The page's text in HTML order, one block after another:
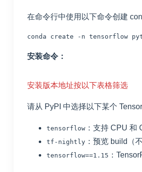
在命令行中使用以下命令创建
conda create -n tensorflow
安装命令：
安装版本地址按以下表格筛选
请从 PyPI 中选择以下某个
tensorflow ：支持 CPU 和
tf-nightly ：预览 build（
tensorflow==1.15 ：